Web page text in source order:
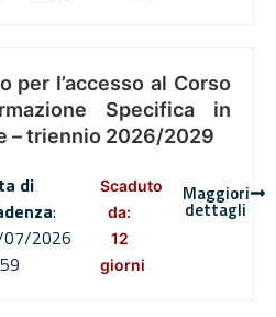
per l’accesso al Corso
Specifica in
– triennio 2026/2029
di
:
2026
Scaduto
da:
12
giorni
Maggiori
dettagli